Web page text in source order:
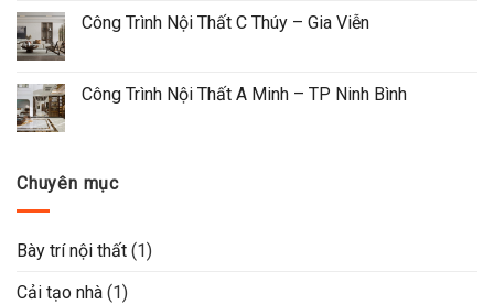
Công Trình Nội Thất C Thúy – Gia Viễn
Công Trình Nội Thất A Minh – TP Ninh Bình
Chuyên mục
Bày trí nội thất (1)
Cải tạo nhà (1)